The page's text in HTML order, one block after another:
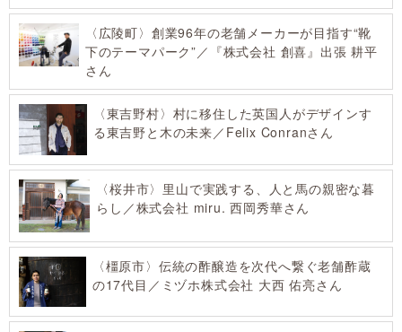
〈広陵町〉創業96年の老舗メーカーが目指す“靴
下のテーマパーク”／『株式会社 創喜』出張 耕平
さん
〈東吉野村〉村に移住した英国人がデザインす
る東吉野と木の未来／Felix Conranさん
〈桜井市〉里山で実践する、人と馬の親密な暮
らし／株式会社 miru. 西岡秀華さん
〈橿原市〉伝統の酢醸造を次代へ繋ぐ老舗酢蔵
の17代目／ミヅホ株式会社 大西 佑亮さん